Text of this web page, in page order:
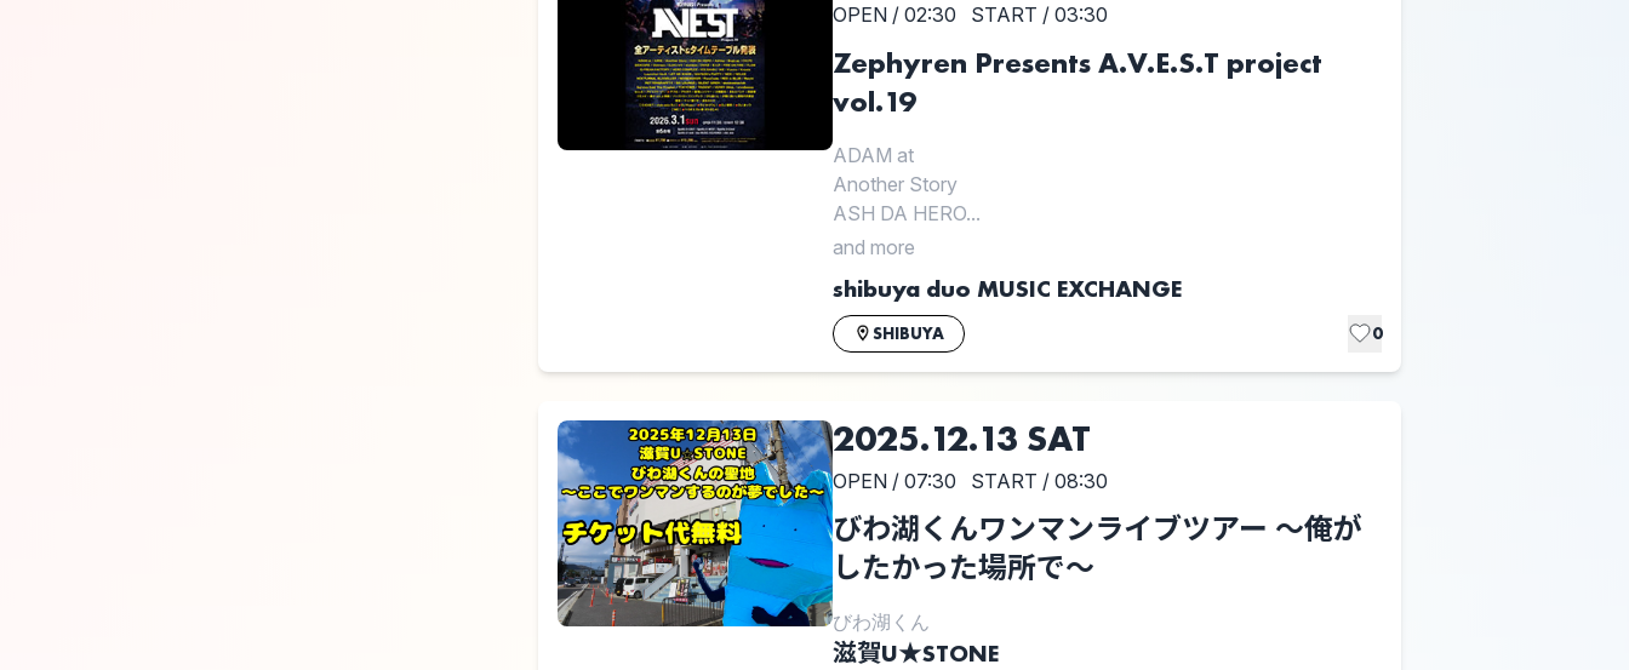
OPEN / 02:30 START / 03:30
Zephyren Presents A.V.E.S.T project
vol.19
ADAM at
Another Story
ASH DA HERO...
and more
shibuya duo MUSIC EXCHANGE
SHIBUYA 0
2025.12.13 SAT
OPEN / 07:30 START / 08:30
びわ湖くんワンマンライブツアー 〜俺が
したかった場所で〜
びわ湖くん
滋賀U★STONE